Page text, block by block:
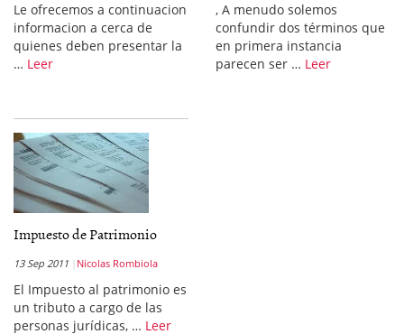
Le ofrecemos a continuacion
informacion a cerca de
quienes deben presentar la
… Leer
, A menudo solemos
confundir dos términos que
en primera instancia
parecen ser … Leer
Impuesto de Patrimonio
13 Sep 2011 Nicolas Rombiola
El Impuesto al patrimonio es
un tributo a cargo de las
personas jurídicas, … Leer